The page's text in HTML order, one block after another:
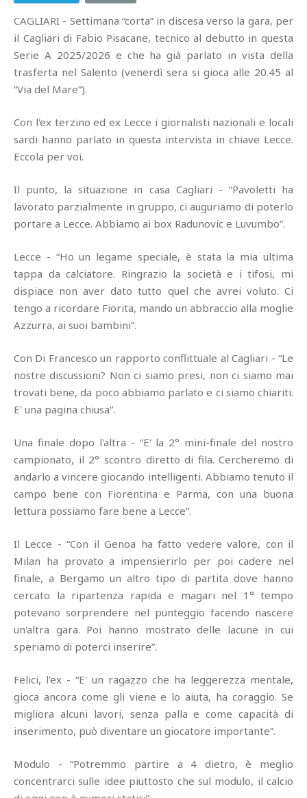
CAGLIARI - Settimana “corta” in discesa verso la gara, per
il Cagliari di Fabio Pisacane, tecnico al debutto in questa
Serie A 2025/2026 e che ha già parlato in vista della
trasferta nel Salento (venerdì sera si gioca alle 20.45 al
“Via del Mare”).
Con l'ex terzino ed ex Lecce i giornalisti nazionali e locali
sardi hanno parlato in questa intervista in chiave Lecce.
Eccola per voi.
Il punto, la situazione in casa Cagliari - “Pavoletti ha
lavorato parzialmente in gruppo, ci auguriamo di poterlo
portare a Lecce. Abbiamo ai box Radunovic e Luvumbo”.
Lecce - “Ho un legame speciale, è stata la mia ultima
tappa da calciatore. Ringrazio la società e i tifosi, mi
dispiace non aver dato tutto quel che avrei voluto. Ci
tengo a ricordare Fiorita, mando un abbraccio alla moglie
Azzurra, ai suoi bambini”.
Con Di Francesco un rapporto conflittuale al Cagliari - “Le
nostre discussioni? Non ci siamo presi, non ci siamo mai
trovati bene, da poco abbiamo parlato e ci siamo chiariti.
E' una pagina chiusa”.
Una finale dopo l'altra - “E' la 2° mini-finale del nostro
campionato, il 2° scontro diretto di fila. Cercheremo di
andarlo a vincere giocando intelligenti. Abbiamo tenuto il
campo bene con Fiorentina e Parma, con una buona
lettura possiamo fare bene a Lecce”.
Il Lecce - “Con il Genoa ha fatto vedere valore, con il
Milan ha provato a impensierirlo per poi cadere nel
finale, a Bergamo un altro tipo di partita dove hanno
cercato la ripartenza rapida e magari nel 1° tempo
potevano sorprendere nel punteggio facendo nascere
un'altra gara. Poi hanno mostrato delle lacune in cui
speriamo di poterci inserire”.
Felici, l'ex - “E' un ragazzo che ha leggerezza mentale,
gioca ancora come gli viene e lo aiuta, ha coraggio. Se
migliora alcuni lavori, senza palla e come capacità di
inserimento, può diventare un giocatore importante”.
Modulo - “Potremmo partire a 4 dietro, è meglio
concentrarci sulle idee piuttosto che sul modulo, il calcio